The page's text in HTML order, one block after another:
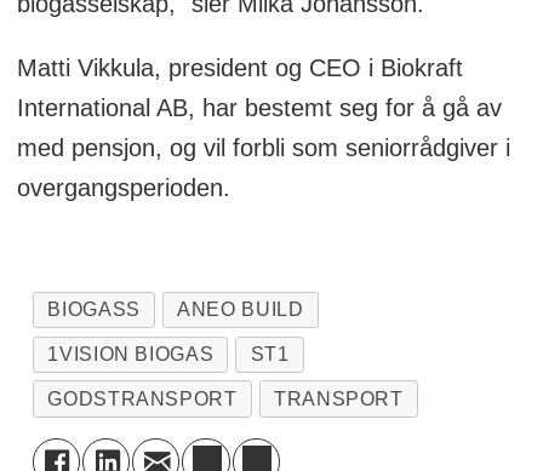
Matti Vikkula, president og CEO i Biokraft
International AB, har bestemt seg for å gå av
med pensjon, og vil forbli som seniorrådgiver i
overgangsperioden.
BIOGASS ANEO BUILD
1VISION BIOGAS ST1
GODSTRANSPORT TRANSPORT